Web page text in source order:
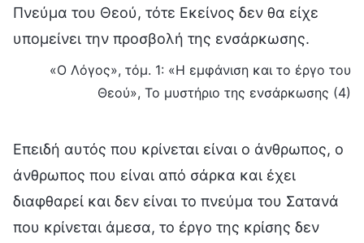
Πνεύμα του Θεού, τότε Εκείνος δεν θα είχε
υπομείνει την προσβολή της ενσάρκωσης.
«Ο Λόγος», τόμ. 1: «Η εμφάνιση και το έργο του
Θεού», Το μυστήριο της ενσάρκωσης (4)
Επειδή αυτός που κρίνεται είναι ο άνθρωπος, ο
άνθρωπος που είναι από σάρκα και έχει
διαφθαρεί και δεν είναι το πνεύμα του Σατανά
που κρίνεται άμεσα, το έργο της κρίσης δεν